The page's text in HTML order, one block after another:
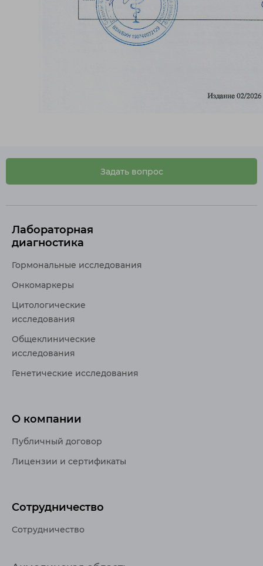
Задать вопрос
Лабораторная
диагностика
Гормональные исследования
Онкомаркеры
Цитологические
исследования
Общеклинические
исследования
Генетические исследования
О компании
Публичный договор
Лицензии и сертификаты
Сотрудничество
Сотрудничество